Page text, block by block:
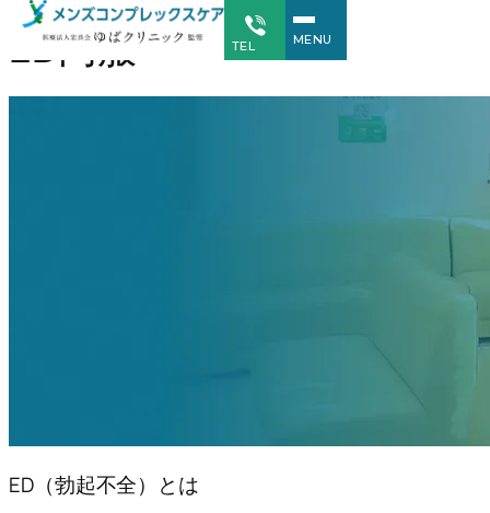
TEL MENU
ED内服
ED（勃起不全）とは